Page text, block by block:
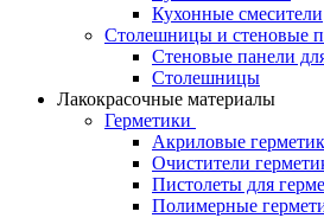
Кухонные смесители
Столешницы и стеновые
Стеновые панели
Столешницы
Лакокрасочные материалы
Герметики
Акриловые
Очистители
Пистолеты для
Полимерные